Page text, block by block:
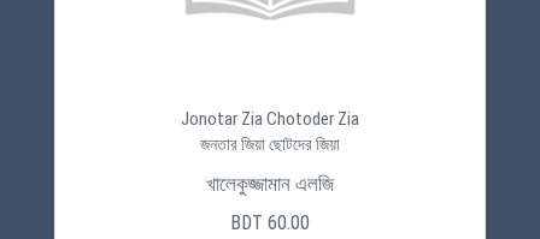
Jonotar Zia Chotoder Zia
জনতার জিয়া ছোটদের জিয়া
খালেকুজ্জামান এলজি
BDT 60.00